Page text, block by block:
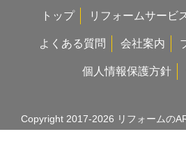
トップ リフォームサービ
よくある質問 会社案内
個人情報保護方針
Copyright 2017-2026 リフォームの